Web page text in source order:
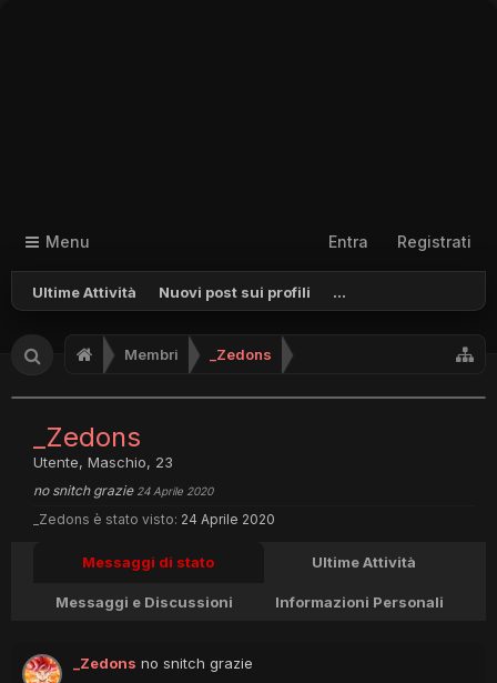
Menu
Ultime Attività Nuovi post sui profili ...
Entra Registrati
Membri _Zedons
_Zedons
Utente, Maschio, 23
no snitch grazie 24 Aprile 2020
_Zedons è stato visto: 24 Aprile 2020
Messaggi di stato Ultime Attività
Messaggi e Discussioni Informazioni Personali
_Zedons no snitch grazie